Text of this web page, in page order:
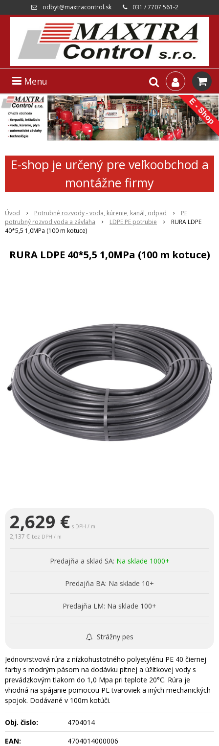
odbyt@maxtracontrol.sk 031 / 7707 561-2
Menu
E-shop je určený pre veľkoobchod a
montážne firmy
Úvod Potrubné rozvody - voda, kúrenie, kanál, odpad
PE
potrubný rozvod voda a závlaha
LDPE PE potrubie
RURA LDPE
40*5,5 1,0MPa (100 m kotuce)
RURA LDPE 40*5,5 1,0MPa (100 m kotuce)
2,629 € s DPH / m
2,137 € bez DPH / m
Predajňa a sklad SA: Na sklade 1000+
Predajňa BA: Na sklade 10+
Predajňa LM: Na sklade 100+
Strážny pes
Jednovrstvová rúra z nízkohustotného polyetylénu PE 40 čiernej
farby s modrým pásom na dodávku pitnej a úžitkovej vody s
prevádzkovým tlakom do 1,0 Mpa pri teplote 20°C. Rúra je
vhodná na spájanie pomocou PE tvaroviek a iných mechanických
spojok. Dodávané v 100m kotúči.
Obj. čislo:
4704014
EAN:
4704014000006